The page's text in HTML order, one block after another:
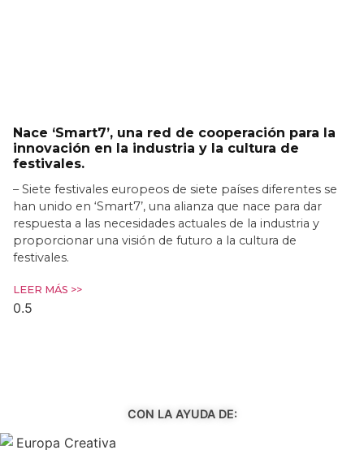
Nace ‘Smart7’, una red de cooperación para la
innovación en la industria y la cultura de
festivales.
– Siete festivales europeos de siete países diferentes se
han unido en ‘Smart7’, una alianza que nace para dar
respuesta a las necesidades actuales de la industria y
proporcionar una visión de futuro a la cultura de
festivales.
LEER MÁS >>
CON LA AYUDA DE: